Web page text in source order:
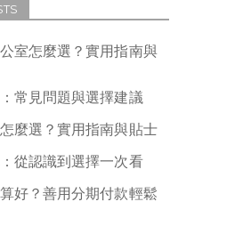
室怎麼選？實用指南與
常見問題與選擇建議
麼選？實用指南與貼士
從認識到選擇一次看
好？善用分期付款輕鬆